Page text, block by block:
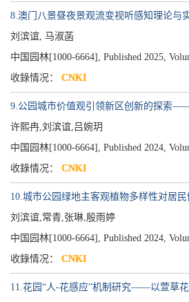
8.澳门八景昼夜景观流变视听感知理论与
刘滨谊, 马淑菡
中国园林[1000-6664], Published 2025,
收錄情况： CNKI
9.公园城市价值观引领新区创新的探索
许熙冉,刘滨谊,吕婉玥
中国园林[1000-6664], Published 2024,
收錄情况： CNKI
10.城市公园绿地主客观植物多样性对居
刘滨谊,常青,张琳,殷雨婷
中国园林[1000-6664], Published 2024,
收錄情况： CNKI
11.花园“人-花感应”机制研究——以萱草花